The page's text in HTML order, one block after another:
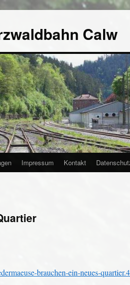
Calw
Impressum Kontakt
brauchen-ein-neues-